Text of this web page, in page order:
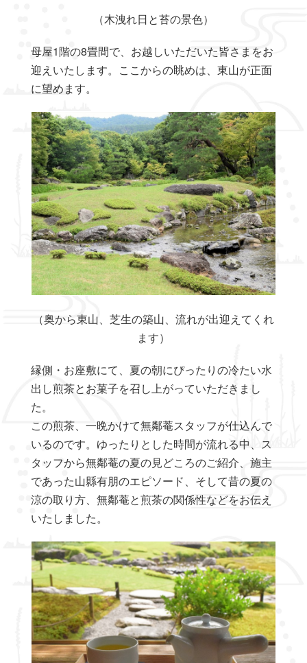
（木洩れ日と苔の景色）
母屋1階の8畳間で、お越しいただいた皆さまをお
迎えいたします。ここからの眺めは、東山が正面
に望めます。
（奥から東山、芝生の築山、流れが出迎えてくれ
ます）
縁側・お座敷にて、夏の朝にぴったりの冷たい水
出し煎茶とお菓子を召し上がっていただきまし
た。
この煎茶、一晩かけて無鄰菴スタッフが仕込んで
いるのです。ゆったりとした時間が流れる中、ス
タッフから無鄰菴の夏の見どころのご紹介、施主
であった山縣有朋のエピソード、そして昔の夏の
涼の取り方、無鄰菴と煎茶の関係性などをお伝え
いたしました。